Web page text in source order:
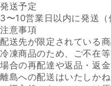
発送予定
3〜10営業日以内に発送（
注意事項
配送先が限定されている商
冷凍商品のため、ご不在
場合の再配達や返品・返金
離島への配送はいたしかね